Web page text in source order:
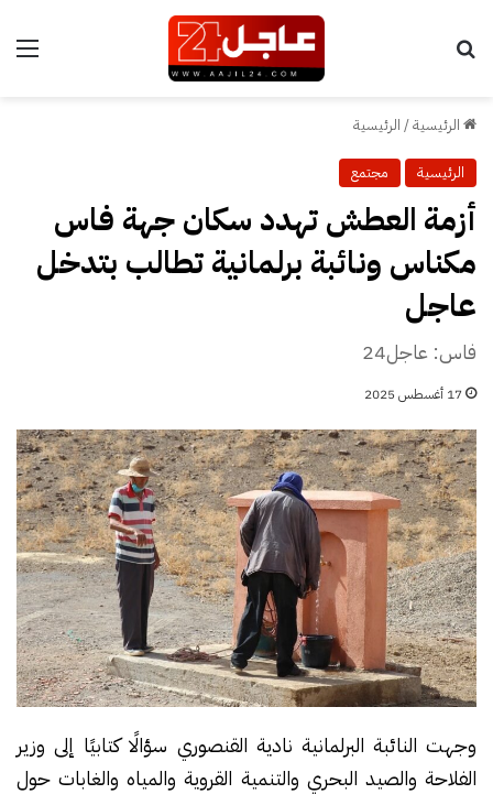
الرئيسية/ الرئيسية
الرئيسية مجتمع
أزمة العطش تهدد سكان جهة فاس
مكناس ونائبة برلمانية تطالب بتدخل
عاجل
فاس: عاجل24
17 أغسطس 2025
وجهت النائبة البرلمانية نادية القنصوري سؤالًا كتابيًا إلى وزير
الفلاحة والصيد البحري والتنمية القروية والمياه والغابات حول